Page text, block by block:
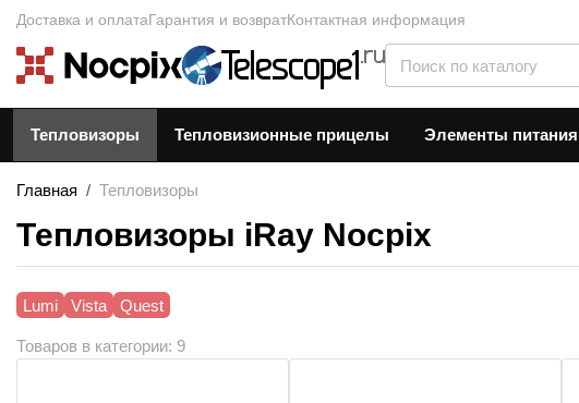
Доставка и оплата Гарантия и возвратКонтактная информация
Тепловизоры Тепловизионные прицелы Элементы питания
Главная / Тепловизоры
Тепловизоры iRay Nocpix
Lumi Vista Quest
Товаров в категории: 9